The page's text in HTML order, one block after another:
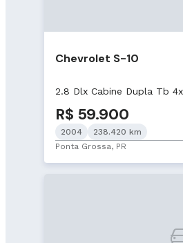
Chevrolet S-10
2.8 Dlx Cabine Dupla Tb
R$ 59.900
2004
238.420 km
Ponta Grossa, PR